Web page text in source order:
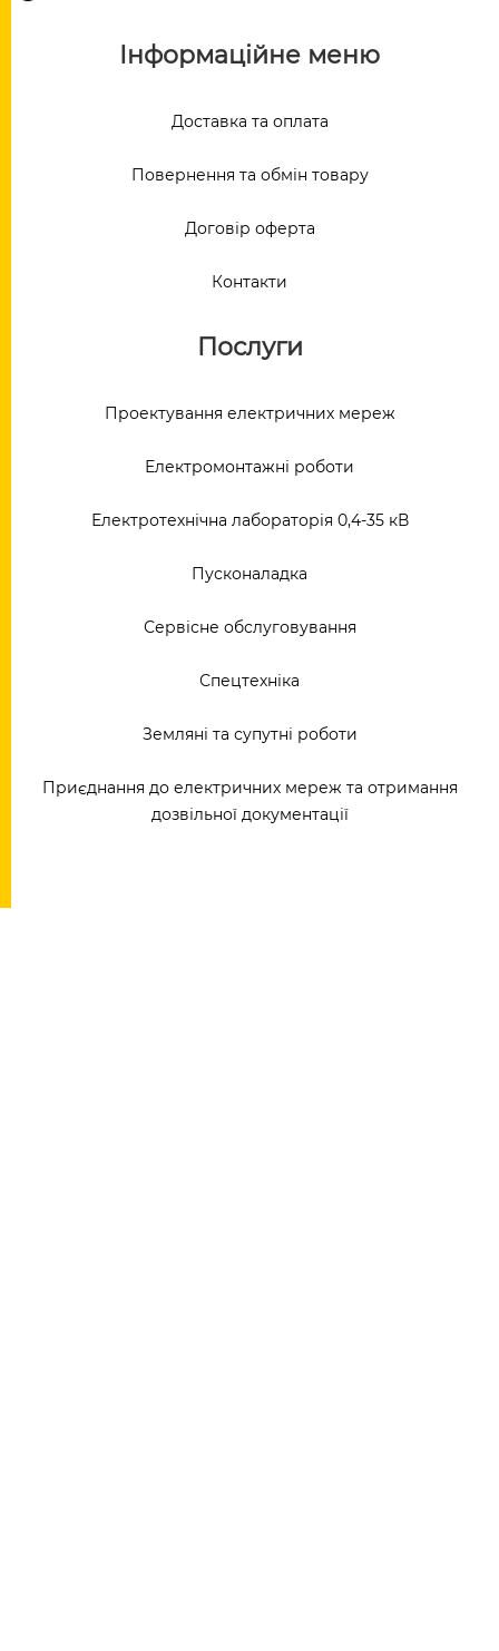
Інформаційне меню
Доставка та оплата
Повернення та обмін товару
Договір оферта
Контакти
Послуги
Проектування електричних мереж
Електромонтажні роботи
Електротехнічна лабораторія 0,4-35 кВ
Пусконаладка
Сервісне обслуговування
Спецтехніка
Земляні та супутні роботи
Приєднання до електричних мереж та отримання
дозвільної документації